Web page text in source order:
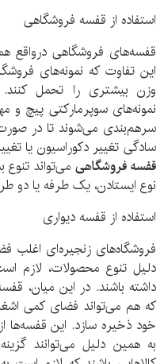
استفاده از قفسه فروشگاهی
قفسه‌های فروشگاهی درواقع
این تفاوت که نمونه‌های
وزن بیشتری را تحمل
نمونه‌های سوپرمارکتی پیچ
سرهم‌بندی می‌شوند تا در صورت
سادگی تغییر دکوراسیون یا
قفسهفروشگاهیمی‌تواند تنوع
نوع ایستادن، یک طرفه یا دو
استفاده از قفسه دیواری
فروشگاه‌های زنجیره‌ای اغلب
دلیل تنوع محصولات، لازم
داشته باشند. در این میان،
که هم می‌تواند فضای کمی
خود ذخیره سازد. این
به همین دلیل می‌توانند